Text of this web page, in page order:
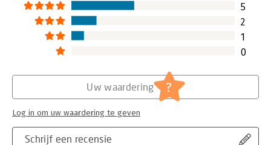
5
2
1
0
Schrijf een recensie
Uw waardering ?
Log in om uw waardering te geven